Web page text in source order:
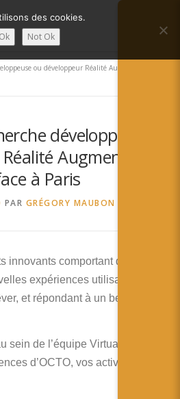
Menu
?
ACTUALITÉ DE LA RA
ou développeur Réalité Augmentée &
développeuse
Augmentée &
à Paris
PAR GRÉGORY MAUBON
innovants comportant des enjeux
expériences utilisateurs,
et répondant à un besoin
sein de l’équipe Virtual
d’OCTO, vos activités sont
des cookies.
Ok Not Ok